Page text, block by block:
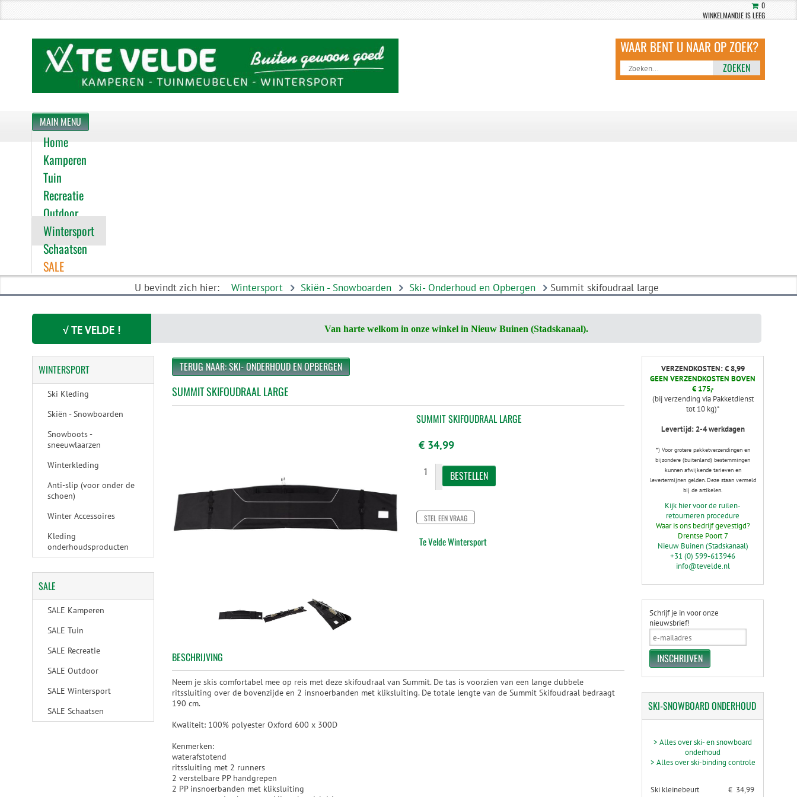
0
WINKELMANDJE IS LEEG
ZOEKEN
MAIN MENU
Home
Kamperen
Tuin
Recreatie
Outdoor
Wintersport
Schaatsen
SALE
U bevindt zich hier: Wintersport Skiën - Snowboarden Ski- Onderhoud en Opbergen Summit skifoudraal large
√ TE VELDE ! Van harte welkom in onze winkel in Nieuw Buinen (Stadskanaal).
TERUG NAAR: SKI- ONDERHOUD EN OPBERGEN
SUMMIT SKIFOUDRAAL LARGE
SUMMIT SKIFOUDRAAL LARGE
€ 34,99
STEL EEN VRAAG
Te Velde Wintersport
BESCHRIJVING
Neem je skis comfortabel mee op reis met deze skifoudraal van Summit. De tas is voorzien van een lange dubbele
ritssluiting over de bovenzijde en 2 insnoerbanden met kliksluiting. De totale lengte van de Summit Skifoudraal bedraagt
190 cm.
Kwaliteit: 100% polyester Oxford 600 x 300D
Kenmerken:
waterafstotend
ritssluiting met 2 runners
2 verstelbare PP handgrepen
2 PP insnoerbanden met kliksluiting
WINTERSPORT
Ski Kleding
Skiën - Snowboarden
Snowboots -
sneeuwlaarzen
Winterkleding
Anti-slip (voor onder de
schoen)
Winter Accessoires
Kleding
onderhoudsproducten
SALE
SALE Kamperen
SALE Tuin
SALE Recreatie
SALE Outdoor
SALE Wintersport
SALE Schaatsen
VERZENDKOSTEN: € 8,99
GEEN VERZENDKOSTEN BOVEN
€ 175,-
(bij verzending via Pakketdienst
tot 10 kg)*
Levertijd: 2-4 werkdagen
*) Voor grotere pakketverzendingen en
bijzondere (buitenland) bestemmingen
kunnen afwijkende tarieven en
levertermijnen gelden. Deze staan vermeld
bij de artikelen.
Kijk hier voor de ruilen-
retourneren procedure
Waar is ons bedrijf gevestigd?
Drentse Poort 7
Nieuw Buinen (Stadskanaal)
+31 (0) 599-613946
info@tevelde.nl
Schrijf je in voor onze
nieuwsbrief!
SKI-SNOWBOARDONDERHOUD
> Alles over ski- en snowboard
onderhoud
> Alles over ski-binding controle
Ski kleinebeurt
€ 34,99